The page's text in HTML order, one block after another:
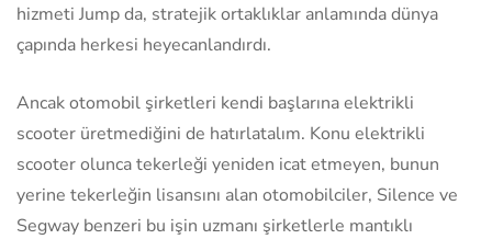
hizmeti Jump da, stratejik ortaklıklar anlamında dünya
çapında herkesi heyecanlandırdı.
Ancak otomobil şirketleri kendi başlarına elektrikli
scooter üretmediğini de hatırlatalım. Konu elektrikli
scooter olunca tekerleği yeniden icat etmeyen, bunun
yerine tekerleğin lisansını alan otomobilciler, Silence ve
Segway benzeri bu işin uzmanı şirketlerle mantıklı